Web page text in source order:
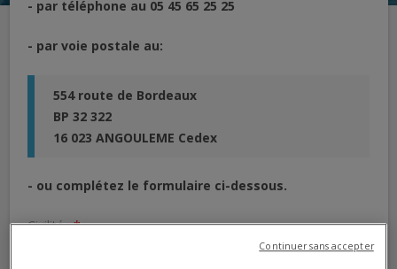
- par téléphone au 05 45 65 25 25
- par voie postale au:
554 route de Bordeaux
BP 32 322
16 023 ANGOULEME Cedex
- ou complétez le formulaire ci-dessous.
Civilité :*
Continuer sans accepter